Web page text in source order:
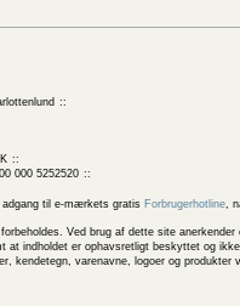
000 5252520
til e-mærkets gratis Forbrugerhotline,
Ved brug af dette site
at indholdet er ophavsretligt beskyttet og
kendetegn, varenavne, logoer og